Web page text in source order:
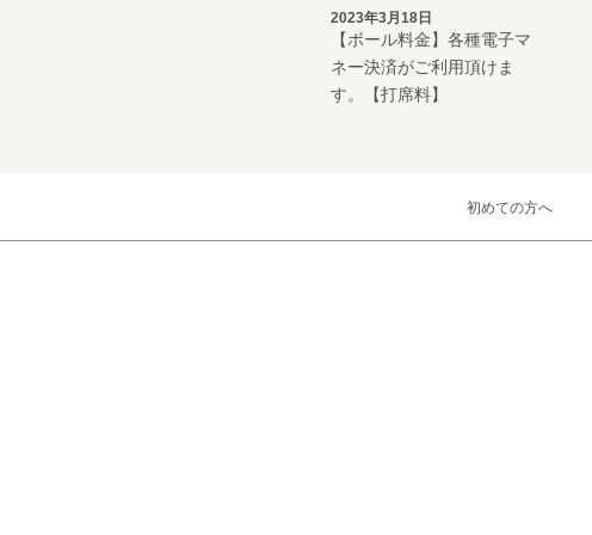
2023年3月18日
【ボール料金】各種電子マ
ネー決済がご利用頂けま
す。【打席料】
初めての方へ